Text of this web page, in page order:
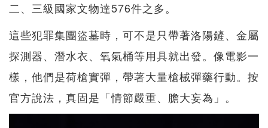
二、三級國家文物達576件之多。
這些犯罪集團盜墓時，可不是只帶著洛陽鏟、金屬
探測器、潛水衣、氧氣桶等用具就出發。像電影一
樣，他們是荷槍實彈，帶著大量槍械彈藥行動。按
官方說法，真固是「情節嚴重、膽大妄為」。